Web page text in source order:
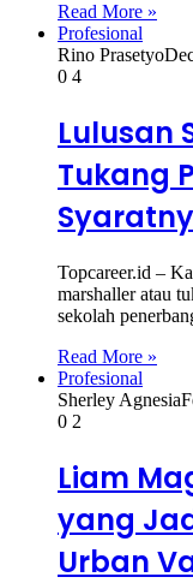
Read More »
Profesional
Rino Prasetyo
0 4
Lulusan
Tukang
Topcareer.id –
marshaller atau
sekolah
Read More »
Profesional
Sherley Agnesia
0 2
Liam
yang
Urban